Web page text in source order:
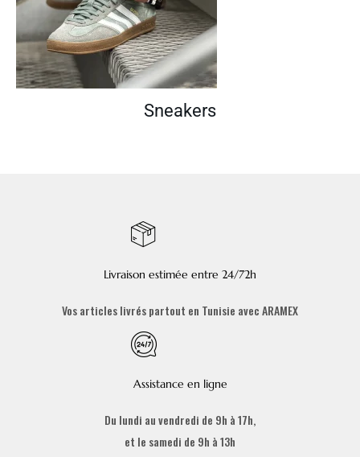
Sneakers
Livraison estimée entre 24/72h
Vos articles livrés partout en Tunisie avec ARAMEX
Assistance en ligne
Du lundi au vendredi de 9h à 17h,
et le samedi de 9h à 13h